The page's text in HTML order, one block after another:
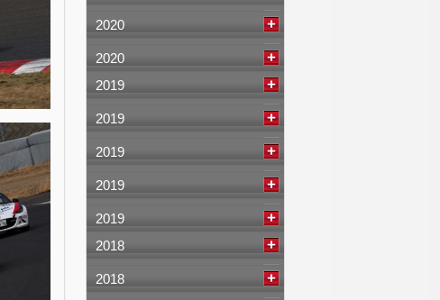
2020
2020
2019
2019
2019
2019
2019
2018
2018